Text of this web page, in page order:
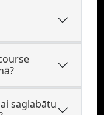
saglabātu